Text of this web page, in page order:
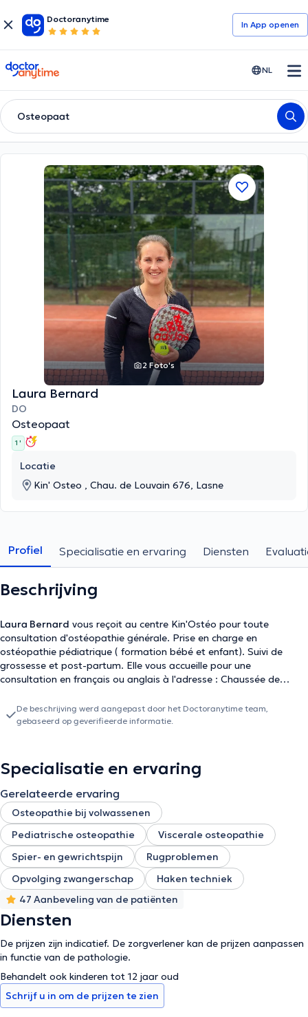
Doctoranytime
In App openen
doctoranytime NL
Osteopaat
2 Foto's
Laura Bernard
DO
Osteopaat
1 '
Locatie
Kin' Osteo , Chau. de Louvain 676, Lasne
Profiel Specialisatie en ervaring Diensten
Beschrijving
Laura Bernard vous reçoit au centre Kin'Ostéo pour toute
consultation d'ostéopathie générale. Prise en charge en
ostéopathie pédiatrique ( formation bébé et enfant). Suivi de
grossesse et post-partum. Elle vous accueille pour une
consultation en français ou anglais à l'adresse : Chaussée de
De beschrijving werd aangepast door het Doctoranytime team,
gebaseerd op geverifieerde informatie.
Specialisatie en ervaring
Gerelateerde ervaring
Osteopathie bij volwassenen
Pediatrische osteopathie
Viscerale osteopathie
Spier- en gewrichtspijn
Rugproblemen
Opvolging zwangerschap
Haken techniek
47 Aanbeveling van de patiënten
Diensten
De prijzen zijn indicatief. De zorgverlener kan de prijzen aanpassen
in functie van de pathologie.
Behandelt ook kinderen tot 12 jaar oud
Schrijf u in om de prijzen te zien